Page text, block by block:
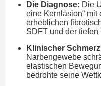
Die Diagnose: Die
eine Kernläsion“ mit
erheblichen
SDFT und der tiefen
Klinischer
Narbengewebe
elastischen
bedrohte seine